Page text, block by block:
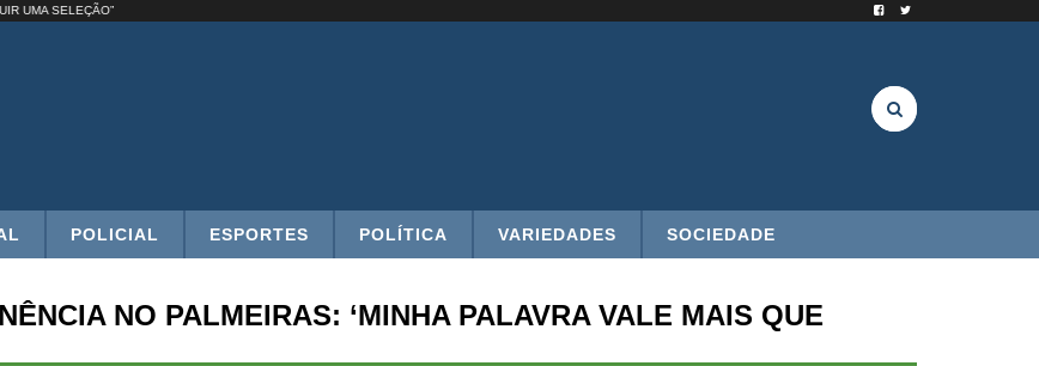
UMA SELEÇÃO”
POLICIAL ESPORTES POLÍTICA VARIEDADES SOCIEDADE
NO PALMEIRAS: ‘MINHA PALAVRA VALE MAIS QUE